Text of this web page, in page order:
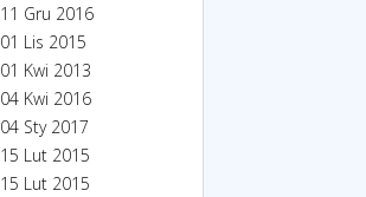
11 Gru 2016
01 Lis 2015
01 Kwi 2013
04 Kwi 2016
04 Sty 2017
15 Lut 2015
15 Lut 2015